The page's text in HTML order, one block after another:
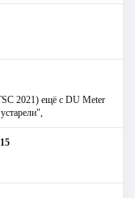
2021) ещё с DU Meter